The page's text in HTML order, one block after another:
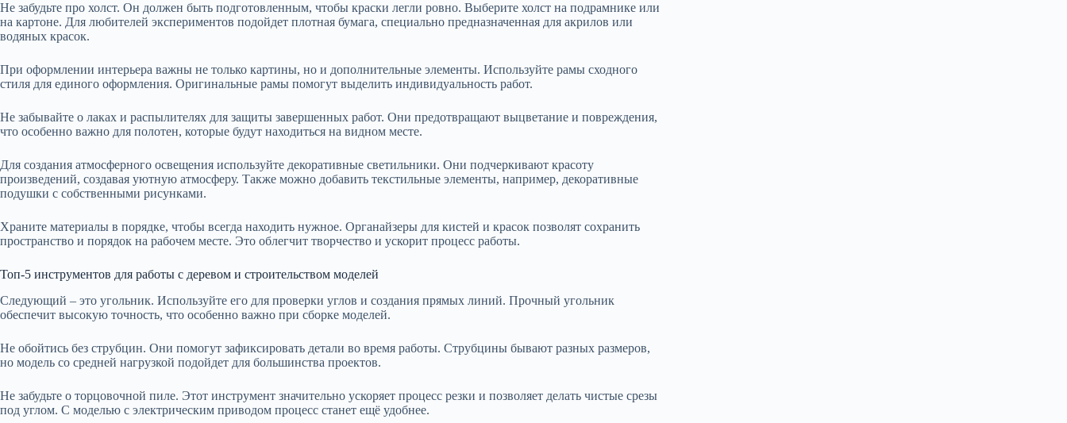
Не забудьте про холст. Он должен быть подготовленным, чтобы краски легли ровно. Выберите холст на подрамнике или
на картоне. Для любителей экспериментов подойдет плотная бумага, специально предназначенная для акрилов или
водяных красок.
При оформлении интерьера важны не только картины, но и дополнительные элементы. Используйте рамы сходного
стиля для единого оформления. Оригинальные рамы помогут выделить индивидуальность работ.
Не забывайте о лаках и распылителях для защиты завершенных работ. Они предотвращают выцветание и повреждения,
что особенно важно для полотен, которые будут находиться на видном месте.
Для создания атмосферного освещения используйте декоративные светильники. Они подчеркивают красоту
произведений, создавая уютную атмосферу. Также можно добавить текстильные элементы, например, декоративные
подушки с собственными рисунками.
Храните материалы в порядке, чтобы всегда находить нужное. Органайзеры для кистей и красок позволят сохранить
пространство и порядок на рабочем месте. Это облегчит творчество и ускорит процесс работы.
Топ-5 инструментов для работы с деревом и строительством моделей
Следующий – это угольник. Используйте его для проверки углов и создания прямых линий. Прочный угольник
обеспечит высокую точность, что особенно важно при сборке моделей.
Не обойтись без струбцин. Они помогут зафиксировать детали во время работы. Струбцины бывают разных размеров,
но модель со средней нагрузкой подойдет для большинства проектов.
Не забудьте о торцовочной пиле. Этот инструмент значительно ускоряет процесс резки и позволяет делать чистые срезы
под углом. С моделью с электрическим приводом процесс станет ещё удобнее.